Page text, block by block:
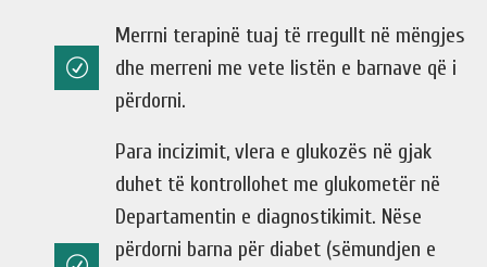
Merrni terapinë tuaj të rregullt në mëngjes
dhe merreni me vete listën e barnave që i
përdorni.
Para incizimit, vlera e glukozës në gjak
duhet të kontrollohet me glukometër në
Departamentin e diagnostikimit. Nëse
përdorni barna për diabet (sëmundjen e